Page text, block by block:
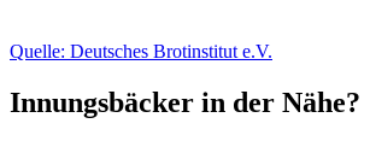
Quelle: Deutsches Brotinstitut e.V.
Innungsbäcker in der Nähe?